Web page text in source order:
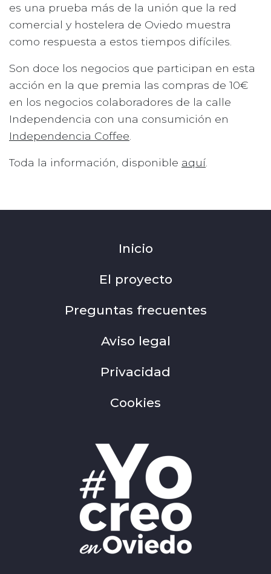
es una prueba más de la unión que la red
comercial y hostelera de Oviedo muestra
como respuesta a estos tiempos difíciles.
Son doce los negocios que participan en esta
acción en la que premia las compras de 10€
en los negocios colaboradores de la calle
Independencia con una consumición en
Independencia Coffee
Toda la información, disponible aquí
Inicio
El proyecto
Preguntas frecuentes
Aviso legal
Privacidad
Cookies